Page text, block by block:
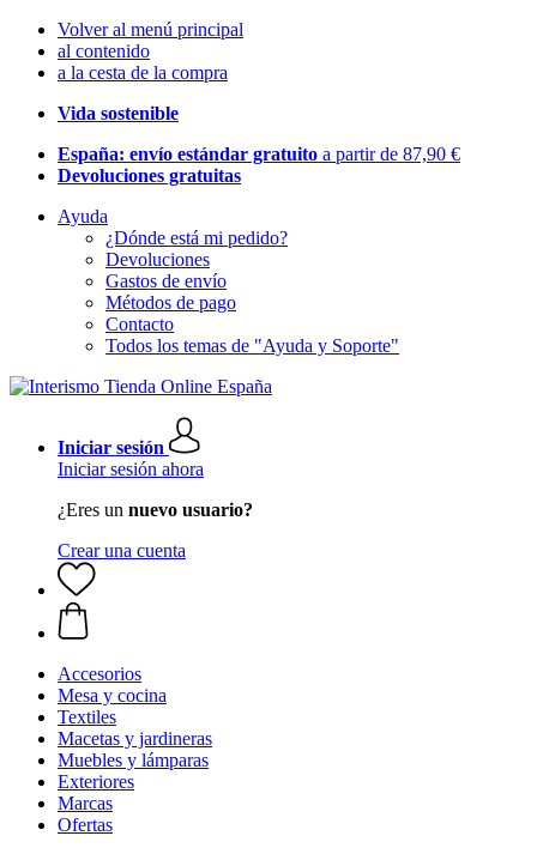
Volver al menú principal
al contenido
a la cesta de la compra
Vida sostenible
España: envío estándar gratuito a partir de 87,90 €
Devoluciones gratuitas
Ayuda
¿Dónde está mi pedido?
Devoluciones
Gastos de envío
Métodos de pago
Contacto
Todos los temas de "Ayuda y Soporte"
Iniciar sesión
Iniciar sesión ahora
¿Eres un nuevo usuario?
Crear una cuenta
Accesorios
Mesa y cocina
Textiles
Macetas y jardineras
Muebles y lámparas
Exteriores
Marcas
Ofertas